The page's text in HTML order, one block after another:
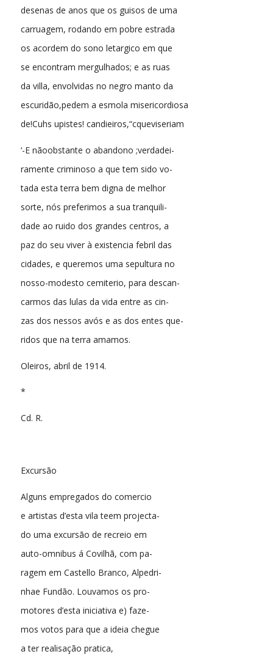
desenas de anos que os guisos de uma
carruagem, rodando em pobre estrada
os acordem do sono letargico em que
se encontram mergulhados; e as ruas
da villa, envolvidas no negro manto da
escuridão,pedem a esmola misericordiosa
de!Cuhs upistes! candieiros,“cqueviseriam
‘-E nãoobstante o abandono ;verdadei-
ramente criminoso a que tem sido vo-
tada esta terra bem digna de melhor
sorte, nós preferimos a sua tranquili-
dade ao ruido dos grandes centros, a
paz do seu viver à existencia febril das
cidades, e queremos uma sepultura no
nosso-modesto cemiterio, para descan-
carmos das lulas da vida entre as cin-
zas dos nessos avós e as dos entes que-
ridos que na terra amamos.
Oleiros, abril de 1914.
*
Cd. R.
Excursão
Alguns empregados do comercio
e artistas d’esta vila teem projecta-
do uma excursão de recreio em
auto-omnibus á Covilhã, com pa-
ragem em Castello Branco, Alpedri-
nhae Fundão. Louvamos os pro-
motores d’esta iniciativa e) faze-
mos votos para que a ideia chegue
a ter realisação pratica,